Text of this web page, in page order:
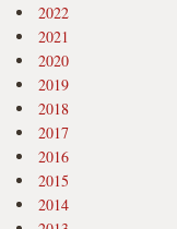
2022
2021
2020
2019
2018
2017
2016
2015
2014